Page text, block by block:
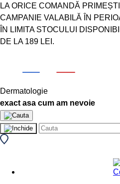
LA ORICE COMANDĂ
CAMPANIE VALABILĂ ÎN
ÎN LIMITA STOCULUI
DE LA 189 LEI.
Dermatologie
exact asa cum am nevoie